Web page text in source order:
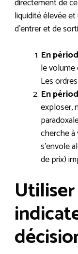
directement de
liquidité élevée
d’entrer et de
En
le volume
Les
En
exploser,
cherche
s’envole
de prix)